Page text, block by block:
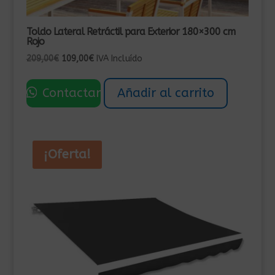
Toldo Lateral Retráctil para Exterior 180×300 cm
Rojo
209,00€ El
original
era:
109,00€El
actual
es:
IVA Incluído
Contactar Añadir al carrito
¡Oferta!